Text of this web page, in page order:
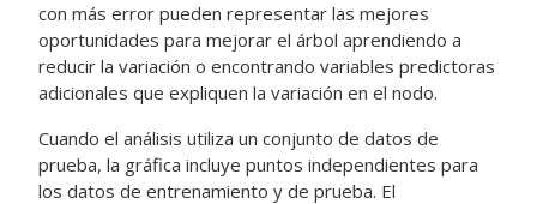
con más error pueden representar las mejores
oportunidades para mejorar el árbol aprendiendo a
reducir la variación o encontrando variables predictoras
adicionales que expliquen la variación en el nodo.
Cuando el análisis utiliza un conjunto de datos de
prueba, la gráfica incluye puntos independientes para
los datos de entrenamiento y de prueba. El